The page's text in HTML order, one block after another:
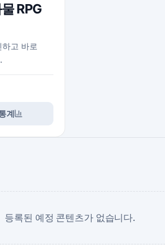
RPG
고 바로
계
등록된 예정 콘텐츠가 없습니다.